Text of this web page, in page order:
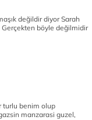
değildir diyor Sarah
Gerçekten böyle değilmidir
turlu benim olup
manzarasi guzel,